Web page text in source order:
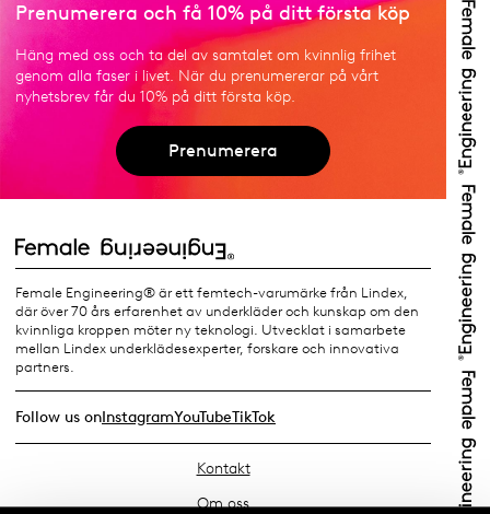
Prenumerera och få 10% på ditt första köp
Häng med oss och ta del av samtalet om kvinnlig frihet
genom alla faser i livet. När du prenumererar på vårt
nyhetsbrev får du 10% på ditt första köp.
Prenumerera
Female Engineering® är ett femtech-varumärke från Lindex,
där över 70 års erfarenhet av underkläder och kunskap om den
kvinnliga kroppen möter ny teknologi. Utvecklat i samarbete
mellan Lindex underklädesexperter, forskare och innovativa
partners.
Follow us onInstagramYouTubeTikTok
Kontakt
Om oss